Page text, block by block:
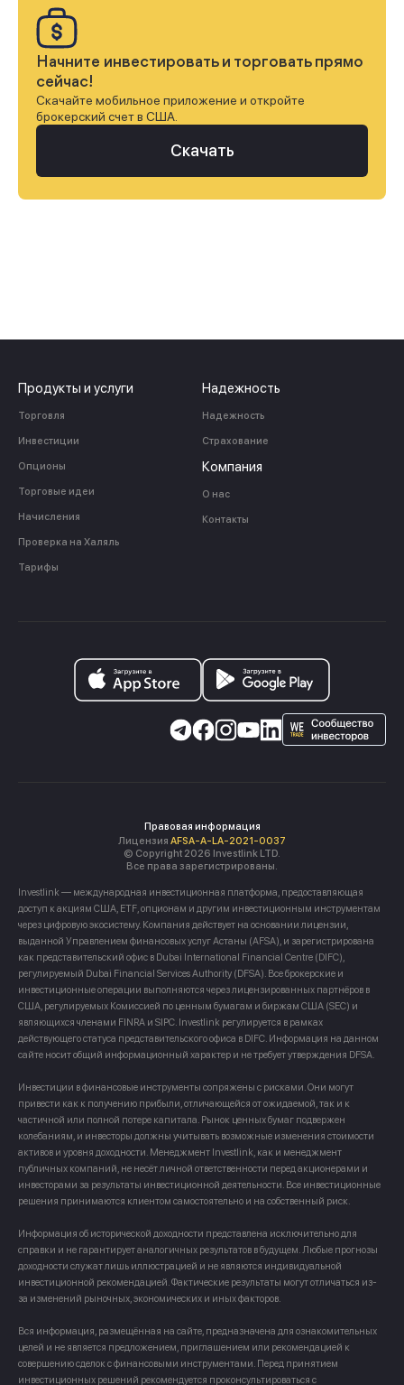
Начните инвестировать и торговать прямо
сейчас!
Скачайте мобильное приложение и откройте
брокерский счет в США.
Скачать
Продукты и услуги
Торговля
Инвестиции
Опционы
Торговые идеи
Начисления
Проверка на Халяль
Тарифы
Надежность
Надежность
Страхование
Компания
О нас
Контакты
Правовая информация
Лицензия AFSA-A-LA-2021-0037
© Copyright 2026 Investlink LTD.
Все права зарегистрированы.
Investlink — международная инвестиционная платформа, предоставляющая
доступ к акциям США, ETF, опционам и другим инвестиционным инструментам
через цифровую экосистему. Компания действует на основании лицензии,
выданной Управлением финансовых услуг Астаны (AFSA), и зарегистрирована
как представительский офис в Dubai International Financial Centre (DIFC),
регулируемый Dubai Financial Services Authority (DFSA). Все брокерские и
инвестиционные операции выполняются через лицензированных партнёров в
США, регулируемых Комиссией по ценным бумагам и биржам США (SEC) и
являющихся членами FINRA и SIPC. Investlink регулируется в рамках
действующего статуса представительского офиса в DIFC. Информация на данном
сайте носит общий информационный характер и не требует утверждения DFSA.
Инвестиции в финансовые инструменты сопряжены с рисками. Они могут
привести как к получению прибыли, отличающейся от ожидаемой, так и к
частичной или полной потере капитала. Рынок ценных бумаг подвержен
колебаниям, и инвесторы должны учитывать возможные изменения стоимости
активов и уровня доходности. Менеджмент Investlink, как и менеджмент
публичных компаний, не несёт личной ответственности перед акционерами и
инвесторами за результаты инвестиционной деятельности. Все инвестиционные
решения принимаются клиентом самостоятельно и на собственный риск.
Информация об исторической доходности представлена исключительно для
справки и не гарантирует аналогичных результатов в будущем. Любые прогнозы
доходности служат лишь иллюстрацией и не являются индивидуальной
инвестиционной рекомендацией. Фактические результаты могут отличаться из-
за изменений рыночных, экономических и иных факторов.
Вся информация, размещённая на сайте, предназначена для ознакомительных
целей и не является предложением, приглашением или рекомендацией к
совершению сделок с финансовыми инструментами. Перед принятием
инвестиционных решений рекомендуется проконсультироваться с